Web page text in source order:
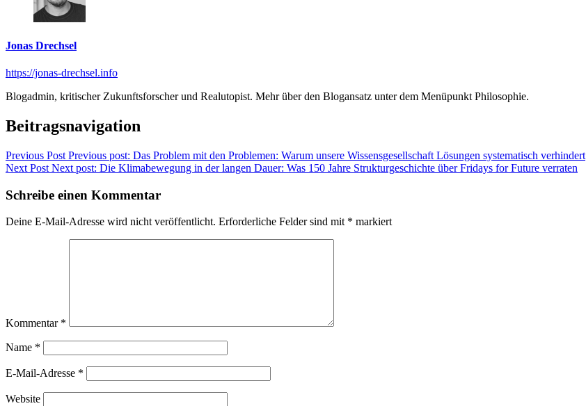
Jonas Drechsel
https://jonas-drechsel.info
Blogadmin, kritischer Zukunftsforscher und Realutopist. Mehr über den Blogansatz unter dem Menüpunkt Philosophie.
Beitragsnavigation
Previous Post Previous post: Das Problem mit den Problemen: Warum unsere Wissensgesellschaft Lösungen systematisch verhindert
Next Post Next post: Die Klimabewegung in der langen Dauer: Was 150 Jahre Strukturgeschichte über Fridays for Future verraten
Schreibe einen Kommentar
Deine E-Mail-Adresse wird nicht veröffentlicht. Erforderliche Felder sind mit * markiert
Kommentar *
Name *
E-Mail-Adresse *
Website